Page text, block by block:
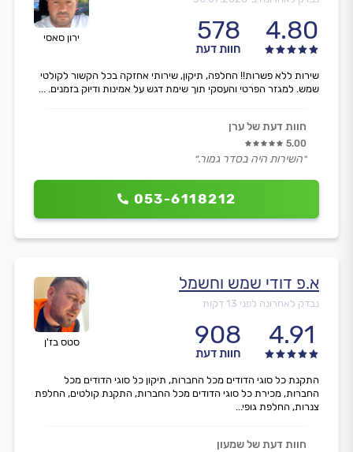
ירון סאסי 4.80
578
חוות דעת
053-6118212
שירות ללא פשרות!! החלפה, תיקון, שירותי אחזקה בכל הקשור לקולטי
שמש. למגזר הפרטי והעסקי תוך שימת דגש על אמינות ודיוק בזמנים. ...
חוות דעת של ערן
5.00
״השירות היה בסדר גמור.״
סטס בז'ן
א.פ דודי שמש וחשמל
נבדק לאחרונה לפני 13 דקות
4.91
908
חוות דעת
התקנת כל סוגי הדודים מכל החברות, תיקון כל סוגי הדודים מכל
החברות, מכירת כל סוגי הדודים מכל החברות, התקנת קולטים, החלפת
צנרות, החלפת גופי...
חוות דעת של שמעון